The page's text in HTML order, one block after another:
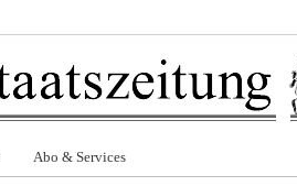
Abo & Services